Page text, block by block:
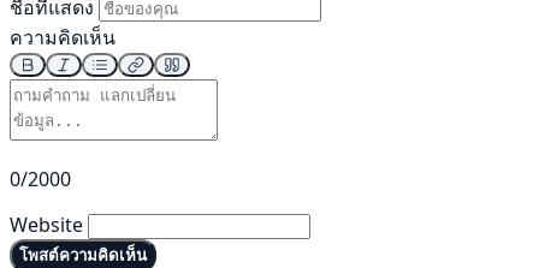
ชื่อที่แสดง
ความคิดเห็น
0/2000
Website
โพสต์ความคิดเห็น